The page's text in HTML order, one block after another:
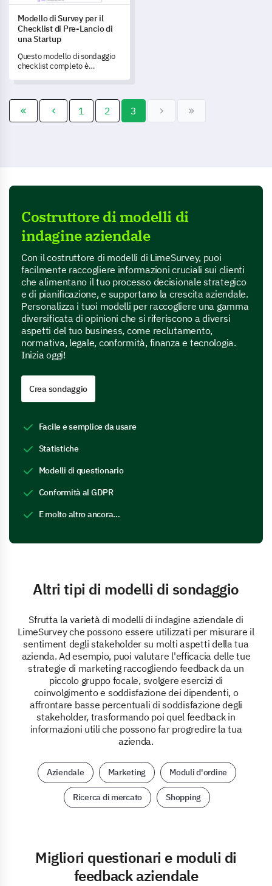
Modello di Survey per il
Checklist di Pre-Lancio di
una Startup
Questo modello di sondaggio
checklist completo è
tua startup.
1 2 3
Costruttore di modelli di
indagine aziendale
Con il costruttore di modelli di LimeSurvey, puoi
facilmente raccogliere informazioni cruciali sui clienti
che alimentano il tuo processo decisionale strategico
e di pianificazione, e supportano la crescita aziendale.
Personalizza i tuoi modelli per raccogliere una gamma
diversificata di opinioni che si riferiscono a diversi
aspetti del tuo business, come reclutamento,
normativa, legale, conformità, finanza e tecnologia.
Inizia oggi!
Crea sondaggio
Facile e semplice da usare
Statistiche
Modelli di questionario
Conformità al GDPR
E molto altro ancora…
Altri tipi di modelli di sondaggio
Sfrutta la varietà di modelli di indagine aziendale di
LimeSurvey che possono essere utilizzati per misurare il
sentiment degli stakeholder su molti aspetti della tua
azienda. Ad esempio, puoi valutare l'efficacia delle tue
strategie di marketing raccogliendo feedback da un
piccolo gruppo focale, svolgere esercizi di
coinvolgimento e soddisfazione dei dipendenti, o
affrontare basse percentuali di soddisfazione degli
stakeholder, trasformando poi quel feedback in
informazioni utili che possono far progredire la tua
azienda.
Aziendale Marketing Moduli d'ordine
Ricerca di mercato Shopping
Migliori questionari e moduli di
feedback aziendale